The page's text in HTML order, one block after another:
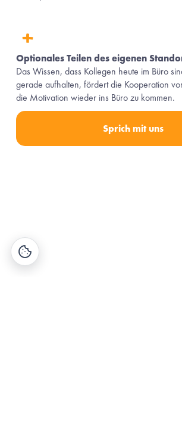
Optionales Teilen des eigenen
Das Wissen, dass Kollegen heute im Büro
gerade aufhalten, fördert die Kooperation
die Motivation wieder ins Büro zu kommen.
Sprich mit uns